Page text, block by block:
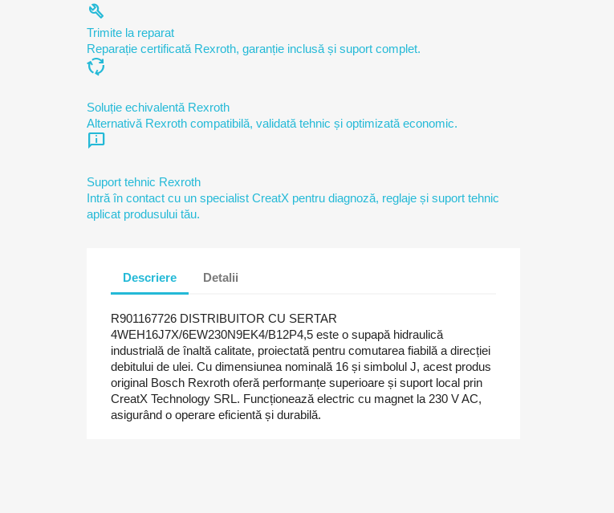
build
Trimite la reparat
Reparație certificată Rexroth, garanție inclusă și suport complet.
cycle
Soluție echivalentă Rexroth
Alternativă Rexroth compatibilă, validată tehnic și optimizată economic.
chat_info
Suport tehnic Rexroth
Intră în contact cu un specialist CreatX pentru diagnoză, reglaje și suport tehnic
aplicat produsului tău.
Descriere Detalii
R901167726 DISTRIBUITOR CU SERTAR
4WEH16J7X/6EW230N9EK4/B12P4,5 este o supapă hidraulică
industrială de înaltă calitate, proiectată pentru comutarea fiabilă a direcției
debitului de ulei. Cu dimensiunea nominală 16 și simbolul J, acest produs
original Bosch Rexroth oferă performanțe superioare și suport local prin
CreatX Technology SRL. Funcționează electric cu magnet la 230 V AC,
asigurând o operare eficientă și durabilă.